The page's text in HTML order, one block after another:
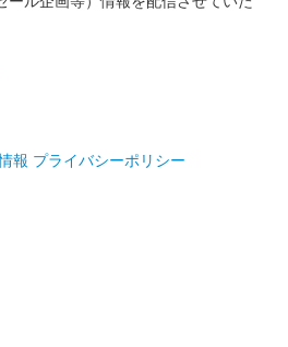
報 プライバシーポリシー